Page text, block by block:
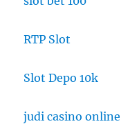
RTP Slot
Slot Depo 10k
judi casino online